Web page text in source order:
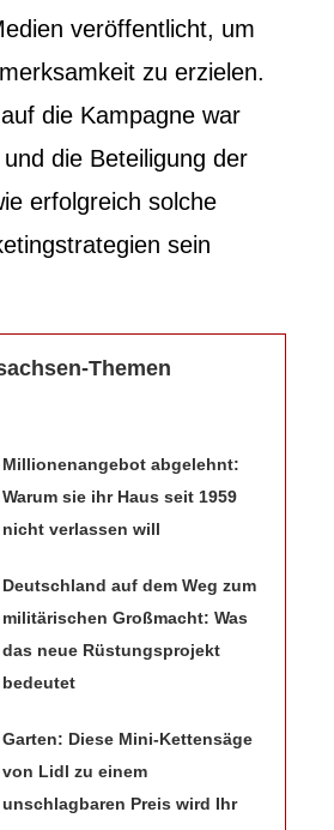
veröffentlicht, um
zu erzielen.
die Kampagne war
die Beteiligung der
erfolgreich solche
sein
Themen
Millionenangebot abgelehnt:
Warum sie ihr Haus seit 1959
nicht verlassen will
Deutschland auf dem Weg zum
militärischen Großmacht: Was
das neue Rüstungsprojekt
bedeutet
Garten: Diese Mini-Kettensäge
von Lidl zu einem
unschlagbaren Preis wird Ihr